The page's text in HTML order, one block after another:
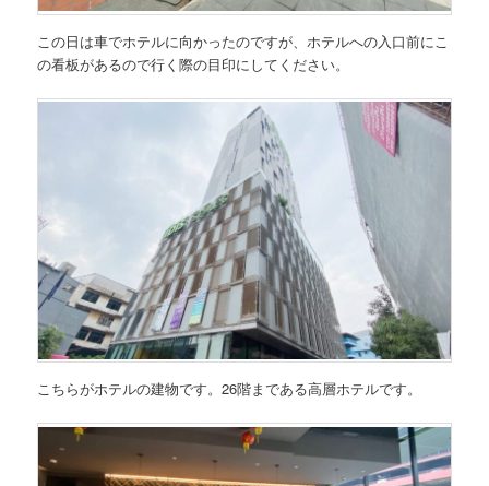
この日は車でホテルに向かったのですが、ホテルへの入口前にこ
の看板があるので行く際の目印にしてください。
こちらがホテルの建物です。26階まである高層ホテルです。